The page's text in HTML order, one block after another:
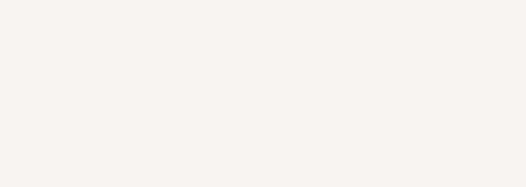
世界》炎熱的夏日、檸檬的香氣、互相愛慕的兩位少女
！特殊費洛蒙體質世界觀，無法抗拒的吸引力，已中
鬼店》上班族買了房子模型，但現實中買下的竟是屬於
個人心中都有一個連自己也無法改變的永恆， 他的一生